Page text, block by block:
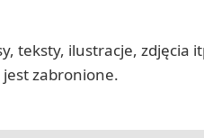
teksty, ilustracje,
jest zabronione.